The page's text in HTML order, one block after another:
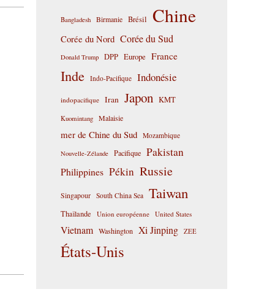
Bangladesh Birmanie Brésil Chine
Corée du Nord Corée du Sud
Donald Trump DPP Europe France
Inde Indo-Pacifique Indonésie
indopacifique Iran Japon KMT
Kuomintang Malaisie
mer de Chine du Sud Mozambique
Nouvelle-Zélande Pacifique Pakistan
Philippines Pékin Russie
Singapour South China Sea Taiwan
Thaïlande Union européenne United States
Vietnam Washington Xi Jinping ZEE
États-Unis